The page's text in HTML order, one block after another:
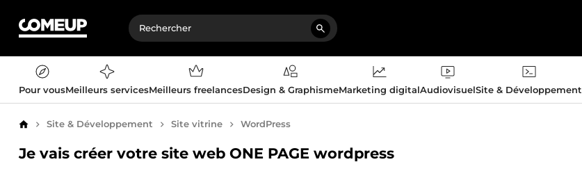
Pour vousMeilleurs servicesMeilleurs freelancesDesign & GraphismeMarketing digitalAudiovisuelSite & Développement
AccueilSite & Développement Site vitrine WordPress
Je vais créer votre site web ONE PAGE wordpress